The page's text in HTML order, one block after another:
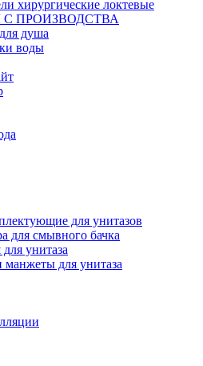
хирургические локтевые
ПРОИЗВОДСТВА
душа
воды
для унитазов
для смывного бачка
унитаза
для унитаза